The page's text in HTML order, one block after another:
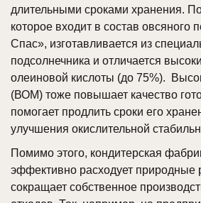
длительными сроками хранения.
которое входит в состав овсяного
Спас», изготавливается из
подсолнечника и отличается
олеиновой кислоты (до 75%).
(ВОМ) тоже повышает качество
помогает продлить сроки его
улучшения окислительной
Помимо этого, кондитерская
эффективно расходует природные
сокращает собственное